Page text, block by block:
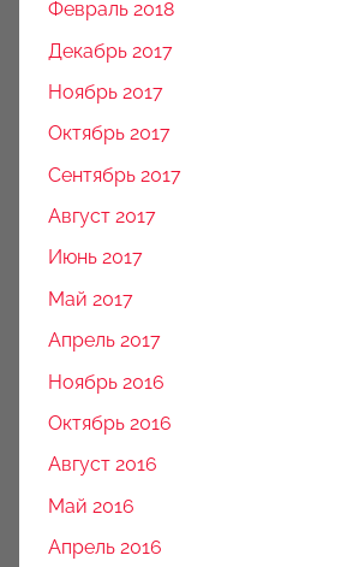
Февраль 2018
Декабрь 2017
Ноябрь 2017
Октябрь 2017
Сентябрь 2017
Август 2017
Июнь 2017
Май 2017
Апрель 2017
Ноябрь 2016
Октябрь 2016
Август 2016
Май 2016
Апрель 2016